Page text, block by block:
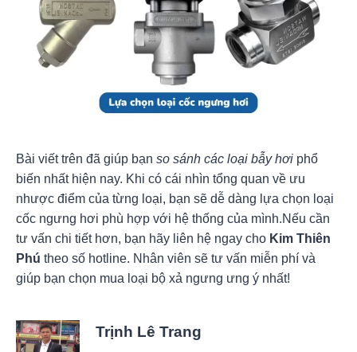
Bài viết trên đã giúp bạn so sánh các loại bẫy hơi phổ
biến nhất hiện nay. Khi có cái nhìn tổng quan về ưu
nhược điểm của từng loại, bạn sẽ dễ dàng lựa chọn loại
cốc ngưng hơi phù hợp với hệ thống của mình.Nếu cần
tư vấn chi tiết hơn, bạn hãy liên hệ ngay cho Kim Thiên
Phú theo số hotline. Nhân viên sẽ tư vấn miễn phí và
giúp bạn chọn mua loại bộ xả ngưng ưng ý nhất!
Trịnh Lê Trang